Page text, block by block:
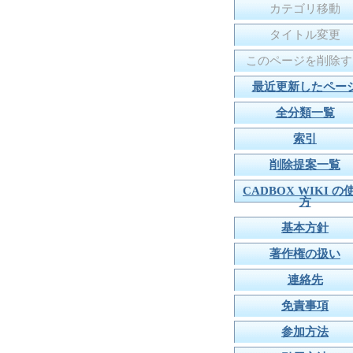
カテゴリ移動
タイトル変更
このページを削除す
最近更新したペー
全分類一覧
索引
削除提案一覧
CADBOX WIKI の
方
基本方針
著作権の扱い
連絡先
免責事項
参加方法